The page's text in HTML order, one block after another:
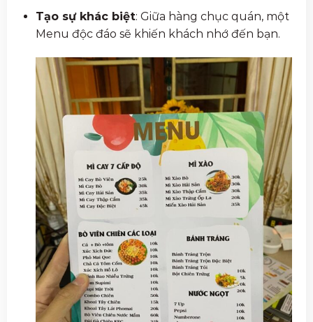
Tạo sự khác biệt: Giữa hàng chục quán, một
Menu độc đáo sẽ khiến khách nhớ đến bạn.